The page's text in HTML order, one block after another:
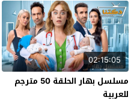
02:15:05
مسلسل بهار الحلقة 50 مترجم
للعربية